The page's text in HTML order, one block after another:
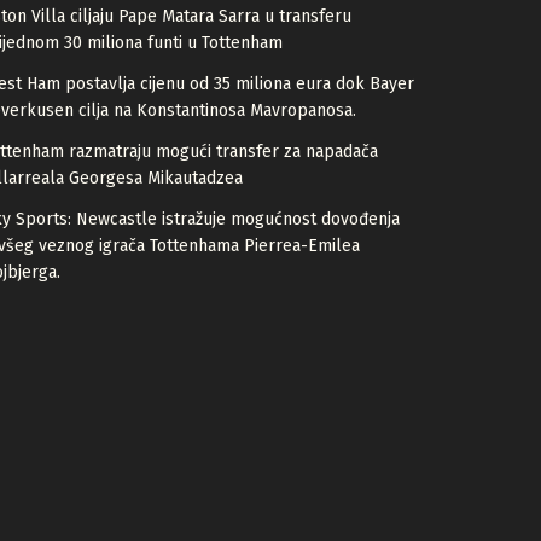
Villa ciljaju Pape Matara Sarra u transferu
30 miliona funti u Tottenham
Ham postavlja cijenu od 35 miliona eura dok Bayer
cilja na Konstantinosa Mavropanosa.
razmatraju mogući transfer za napadača
Georgesa Mikautadzea
Sports: Newcastle istražuje mogućnost dovođenja
veznog igrača Tottenhama Pierrea-Emilea